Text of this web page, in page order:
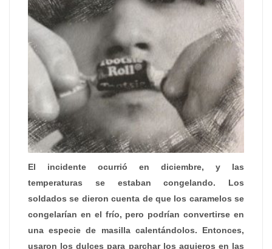
El incidente ocurrió en diciembre, y las
temperaturas se estaban congelando. Los
soldados se dieron cuenta de que los caramelos se
congelarían en el frío, pero podrían convertirse en
una especie de masilla calentándolos. Entonces,
usaron los dulces para parchar los agujeros en las